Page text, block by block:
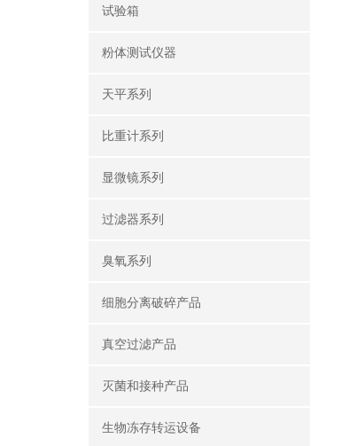
试验箱
粉体测试仪器
天平系列
比重计系列
显微镜系列
过滤器系列
臭氧系列
细胞分离破碎产品
真空过滤产品
灭菌和接种产品
生物冻存转运设备